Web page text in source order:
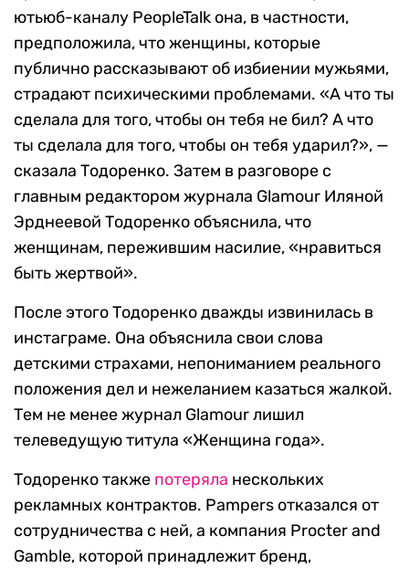
ютьюб-каналу PeopleTalk она, в частности,
предположила, что женщины, которые
публично рассказывают об избиении мужьями,
страдают психическими проблемами. «А что ты
сделала для того, чтобы он тебя не бил? А что
ты сделала для того, чтобы он тебя ударил?», —
сказала Тодоренко. Затем в разговоре с
главным редактором журнала Glamour Иляной
Эрднеевой Тодоренко объяснила, что
женщинам, пережившим насилие, «нравиться
быть жертвой».
После этого Тодоренко дважды извинилась в
инстаграме. Она объяснила свои слова
детскими страхами, непониманием реального
положения дел и нежеланием казаться жалкой.
Тем не менее журнал Glamour лишил
телеведущую титула «Женщина года».
Тодоренко также потеряла нескольких
рекламных контрактов. Pampers отказался от
сотрудничества с ней, а компания Procter and
Gamble, которой принадлежит бренд,